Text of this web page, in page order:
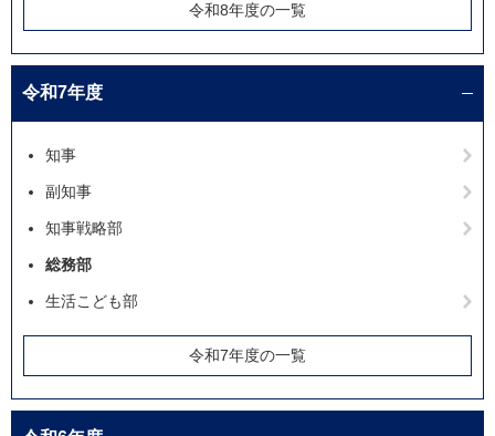
令和8年度の一覧
令和7年度
知事
副知事
知事戦略部
総務部
生活こども部
令和7年度の一覧